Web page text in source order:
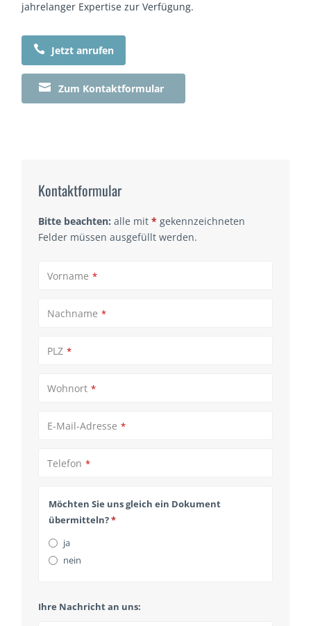
jahrelanger Expertise zur Verfügung.
 Jetzt anrufen
 Zum Kontaktformular
Kontaktformular
Bitte beachten: alle mit* gekennzeichneten
Felder müssen ausgefüllt werden.
Vorname *
Nachname *
PLZ *
Wohnort *
E-Mail-Adresse *
Telefon *
Möchten Sie uns gleich ein Dokument
übermitteln?*
ja
nein
Ihre Nachricht an uns: